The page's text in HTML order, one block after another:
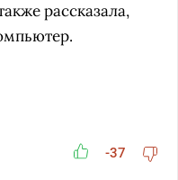
рассказала,
-37